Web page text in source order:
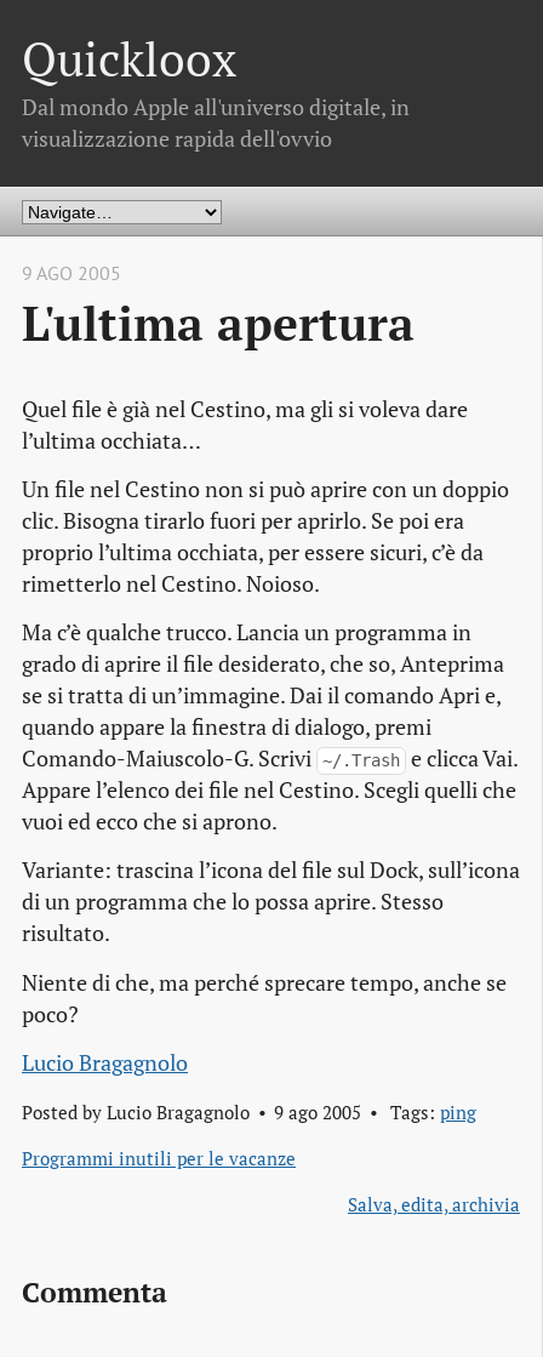
Quickloox
Dal mondo Apple all'universo digitale, in
visualizzazione rapida dell'ovvio
9 AGO 2005
L'ultima apertura
Quel file è già nel Cestino, ma gli si voleva dare
l’ultima occhiata…
Un file nel Cestino non si può aprire con un doppio
clic. Bisogna tirarlo fuori per aprirlo. Se poi era
proprio l’ultima occhiata, per essere sicuri, c’è da
rimetterlo nel Cestino. Noioso.
Ma c’è qualche trucco. Lancia un programma in
grado di aprire il file desiderato, che so, Anteprima
se si tratta di un’immagine. Dai il comando Apri e,
quando appare la finestra di dialogo, premi
Comando-Maiuscolo-G. Scrivi ~/.Trash e clicca Vai.
Appare l’elenco dei file nel Cestino. Scegli quelli che
vuoi ed ecco che si aprono.
Variante: trascina l’icona del file sul Dock, sull’icona
di un programma che lo possa aprire. Stesso
risultato.
Niente di che, ma perché sprecare tempo, anche se
poco?
Lucio Bragagnolo
Posted by Lucio Bragagnolo 9 ago 2005 Tags: ping
Programmi inutili per le vacanze
Salva, edita, archivia
Commenta